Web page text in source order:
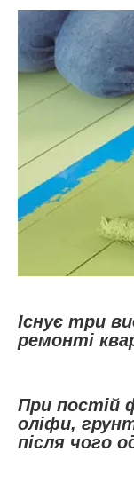
Існує три
ремонті
При постій
оліфи,
після чого